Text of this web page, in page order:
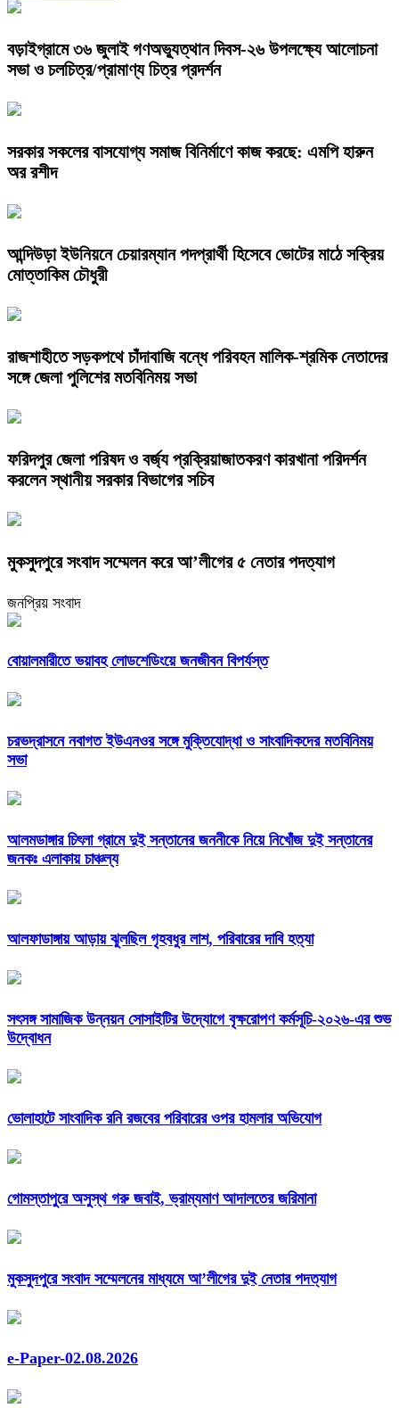
বড়াইগ্রামে ৩৬ জুলাই গণঅভ্যুত্থান দিবস-২৬ উপলক্ষ্যে আলোচনা
সভা ও চলচিত্র/প্রামাণ্য চিত্র প্রদর্শন
সরকার সকলের বাসযোগ্য সমাজ বিনির্মাণে কাজ করছে: এমপি হারুন
অর রশীদ
আন্দিউড়া ইউনিয়নে চেয়ারম্যান পদপ্রার্থী হিসেবে ভোটের মাঠে সক্রিয়
মোত্তাকিম চৌধুরী
রাজশাহীতে সড়কপথে চাঁদাবাজি বন্ধে পরিবহন মালিক-শ্রমিক নেতাদের
সঙ্গে জেলা পুলিশের মতবিনিময় সভা
ফরিদপুর জেলা পরিষদ ও বর্জ্য প্রক্রিয়াজাতকরণ কারখানা পরিদর্শন
করলেন স্থানীয় সরকার বিভাগের সচিব
মুকসুদপুরে সংবাদ সম্মেলন করে আ’লীগের ৫ নেতার পদত্যাগ
জনপ্রিয় সংবাদ
বোয়ালমারীতে ভয়াবহ লোডশেডিংয়ে জনজীবন বিপর্যস্ত
চরভদ্রাসনে নবাগত ইউএনওর সঙ্গে মুক্তিযোদ্ধা ও সাংবাদিকদের মতবিনিময়
সভা
আলমডাঙ্গার চিৎলা গ্রামে দুই সন্তানের জননীকে নিয়ে নিখোঁজ দুই সন্তানের
জনকঃ এলাকায় চাঞ্চল্য
আলফাডাঙ্গায় আড়ায় ঝুলছিল গৃহবধুর লাশ, পরিবারের দাবি হত্যা
সৎসঙ্গ সামাজিক উন্নয়ন সোসাইটির উদ্যোগে বৃক্ষরোপণ কর্মসূচি-২০২৬-এর শুভ
উদ্বোধন
ভোলাহাটে সাংবাদিক রনি রজবের পরিবারের ওপর হামলার অভিযোগ
গোমস্তাপুরে অসুস্থ গরু জবাই, ভ্রাম্যমাণ আদালতের জরিমানা
মুকসুদপুরে সংবাদ সম্মেলনের মাধ্যমে আ’লীগের দুই নেতার পদত্যাগ
e-Paper-02.08.2026